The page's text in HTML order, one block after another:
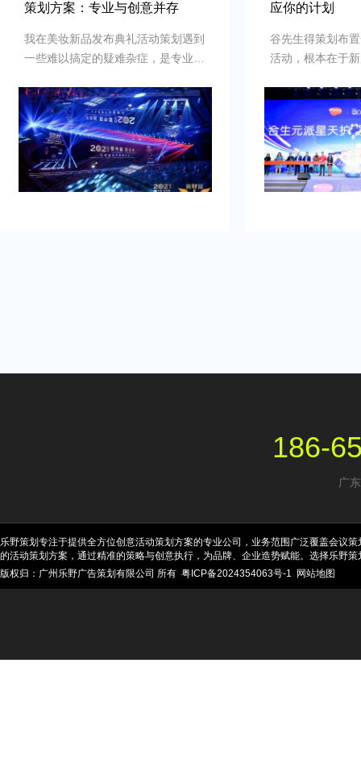
策划方案：专业与创意并存
我在美妆新品发布典礼活动策划遇到
一些难以搞定的疑难杂症，是专业新
助我完成，而且也是设计构想有创
意，重点考虑设计安排，整个美妆新
品发布典礼活动策划完美对应，下次
有需要还会选择乐野策划。
应你的计划
谷先生得策划布
活动，根本在于
并营造良好的品
到：增加曝光度
体，提高知名度
销售。可是鉴于
资源进行大规模
业的策划和执行
186-
广
乐野策划专注于提供全方位创意活动策划方案的专业公司，业务范围广泛覆盖会议
的活动策划方案，通过精准的策略与创意执行，为品牌、企业造势赋能。选择乐野
版权归：广州乐野广告策划有限公司 所有 粤ICP备2024354063号-1 网站地图